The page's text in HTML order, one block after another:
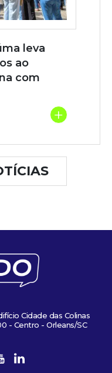
leva
ao
com
+
Cidade das Colinas
- Centro - Orleans/SC